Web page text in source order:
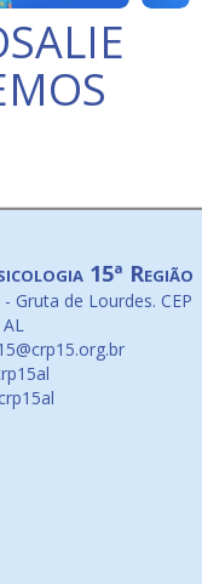
15ª Região
Gruta de Lourdes. CEP